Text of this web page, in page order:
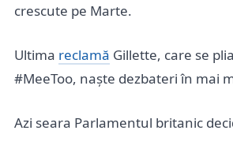
crescute pe Marte.
Ultima reclamă Gillette, care se
#MeeToo, naște dezbateri în mai
Azi seara Parlamentul britanic